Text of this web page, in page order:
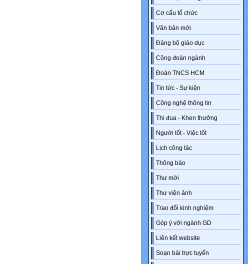
Cơ cấu tổ chức
Văn bản mới
Đảng bộ giáo dục
Công đoàn ngành
Đoàn TNCS HCM
Tin tức - Sự kiện
Công nghệ thông tin
Thi đua - Khen thưởng
Người tốt - Việc tốt
Lịch công tác
Thông báo
Thư mời
Thư viện ảnh
Trao đổi kinh nghiệm
Góp ý với ngành GD
Liên kết website
Soạn bài trực tuyến